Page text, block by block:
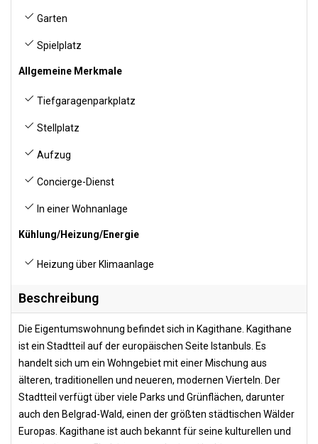
Garten
Spielplatz
Allgemeine Merkmale
Tiefgaragenparkplatz
Stellplatz
Aufzug
Concierge-Dienst
In einer Wohnanlage
Kühlung/Heizung/Energie
Heizung über Klimaanlage
Beschreibung
Die Eigentumswohnung befindet sich in Kagithane. Kagithane
ist ein Stadtteil auf der europäischen Seite Istanbuls. Es
handelt sich um ein Wohngebiet mit einer Mischung aus
älteren, traditionellen und neueren, modernen Vierteln. Der
Stadtteil verfügt über viele Parks und Grünflächen, darunter
auch den Belgrad-Wald, einen der größten städtischen Wälder
Europas. Kagithane ist auch bekannt für seine kulturellen und